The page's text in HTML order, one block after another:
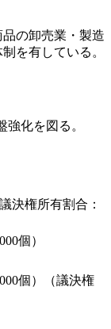
の卸売業・製造
を有している。
化を図る。
決権所有割合：
個）
個）（議決権